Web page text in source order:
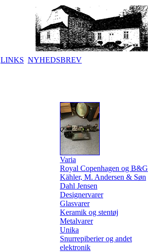
LINKS NYHEDSBREV
Varia
Royal Copenhagen og B&G
Kähler, M. Andersen & Søn
Dahl Jensen
Designervarer
Glasvarer
Keramik og stentøj
Metalvarer
Unika
Snurrepiberier og andet
elektronik